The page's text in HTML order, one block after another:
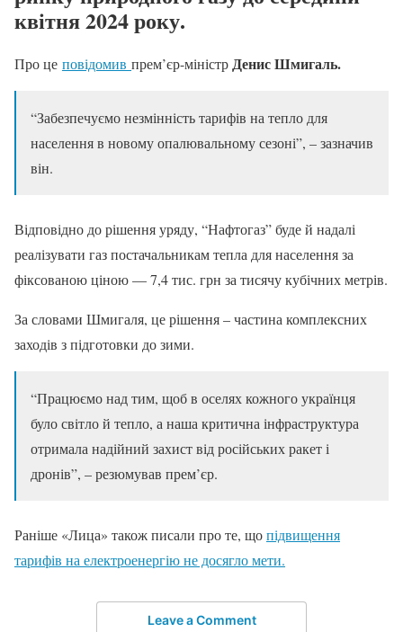
квітня 2024 року.
Про це повідомив прем’єр-міністрДенис Шмигаль.
“Забезпечуємо незмінність тарифів на тепло для
населення в новому опалювальному сезоні”, – зазначив
він.
Відповідно до рішення уряду, “Нафтогаз” буде й надалі
реалізувати газ постачальникам тепла для населення за
фіксованою ціною — 7,4 тис. грн за тисячу кубічних метрів.
За словами Шмигаля, це рішення – частина комплексних
заходів з підготовки до зими.
“Працюємо над тим, щоб в оселях кожного українця
було світло й тепло, а наша критична інфраструктура
отримала надійний захист від російських ракет і
дронів”, – резюмував прем’єр.
Раніше «Лица» також писали про те, щопідвищення
тарифів на електроенергію не досягло мети.
Leave a Comment